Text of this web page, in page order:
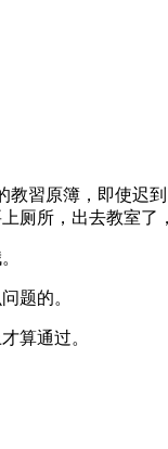
習原簿，即使迟
厕所，出去教室了
题的。
算通过。